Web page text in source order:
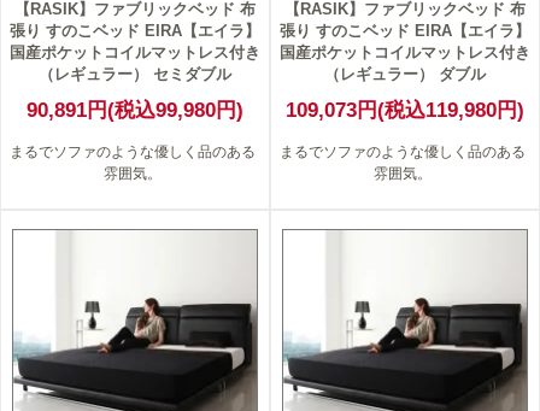
【RASIK】ファブリックベッド 布
張り すのこベッド EIRA【エイラ】
国産ポケットコイルマットレス付き
（レギュラー） セミダブル
90,891円(税込99,980円)
まるでソファのような優しく品のある
雰囲気。
【RASIK】ファブリックベッド 布
張り すのこベッド EIRA【エイラ】
国産ポケットコイルマットレス付き
（レギュラー） ダブル
109,073円(税込119,980円)
まるでソファのような優しく品のある
雰囲気。